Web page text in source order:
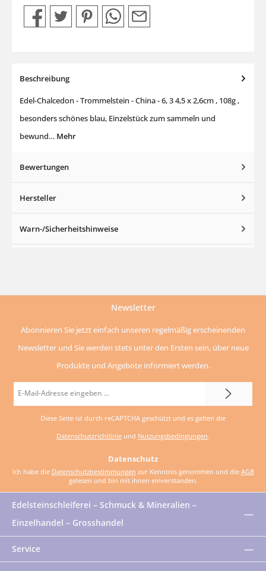
Beschreibung
Edel-Chalcedon - Trommelstein - China - 6, 3 4,5 x 2,6cm , 108g ,
besonders schönes blau, Einzelstück zum sammeln und
bewund… Mehr
Bewertungen
Hersteller
Warn-/Sicherheitshinweise
Newsletter
Abonnieren Sie jetzt einfach unseren regelmäßig erscheinenden
Newsletter und Sie werden stets unter den Ersten sein, über neue
Produkte und Angebote informiert werden.
E-
Mail-
Diese Seite ist durch reCAPTCHA geschützt und es gelten die
Datenschutzrichtlinie und Nutzungsbedingungen.
Datenschutz
Ich habe die Datenschutzbestimmungen zur Kenntnis genommen und die AGB
gelesen und bin mit ihnen einverstanden.
Edelsteinschleiferei – Schmuck & Mineralien –
Einzelhandel – Grosshandel
Service